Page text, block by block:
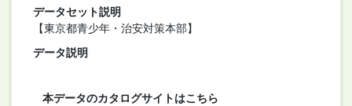
データセット説明
【東京都青少年・治安対策本部】
データ説明
本データのカタログサイトはこちら